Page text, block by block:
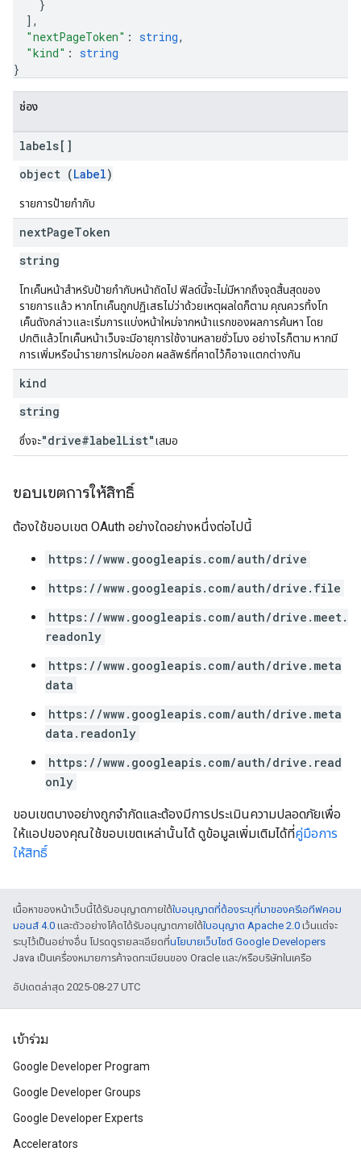
}
] ,
"nextPageToken" : string,
"kind" : string
}
ช่อง
labels[]
object (Label)
รายการป้ายกำกับ
nextPageToken
string
โทเค็นหน้าสำหรับป้ายกำกับหน้าถัดไป ฟิลด์นี้จะไม่มีหากถึงจุดสิ้นสุดของ
รายการแล้ว หากโทเค็นถูกปฏิเสธไม่ว่าด้วยเหตุผลใดก็ตาม คุณควรทิ้งโท
เค็นดังกล่าวและเริ่มการแบ่งหน้าใหม่จากหน้าแรกของผลการค้นหา โดย
ปกติแล้วโทเค็นหน้าเว็บจะมีอายุการใช้งานหลายชั่วโมง อย่างไรก็ตาม หากมี
การเพิ่มหรือนำรายการใหม่ออก ผลลัพธ์ที่คาดไว้ก็อาจแตกต่างกัน
kind
string
ซึ่งจะ"drive#labelList"เสมอ
ขอบเขตการให้สิทธิ์
ต้องใช้ขอบเขต OAuth อย่างใดอย่างหนึ่งต่อไปนี้
https://www.googleapis.com/auth/drive
https://www.googleapis.com/auth/drive.file
https://www.googleapis.com/auth/drive.meet.
readonly
https://www.googleapis.com/auth/drive.meta
data
https://www.googleapis.com/auth/drive.meta
data.readonly
https://www.googleapis.com/auth/drive.read
only
ขอบเขตบางอย่างถูกจำกัดและต้องมีการประเมินความปลอดภัยเพื่อ
ให้แอปของคุณใช้ขอบเขตเหล่านั้นได้ ดูข้อมูลเพิ่มเติมได้ที่คู่มือการ
ให้สิทธิ์
เนื้อหาของหน้าเว็บนี้ได้รับอนุญาตภายใต้ใบอนุญาตที่ต้องระบุที่มาของครีเอทีฟคอม
มอนส์ 4.0 และตัวอย่างโค้ดได้รับอนุญาตภายใต้ใบอนุญาต Apache 2.0 เว้นแต่จะ
ระบุไว้เป็นอย่างอื่น โปรดดูรายละเอียดที่นโยบายเว็บไซต์ Google Developers
Java เป็นเครื่องหมายการค้าจดทะเบียนของ Oracle และ/หรือบริษัทในเครือ
อัปเดตล่าสุด 2025-08-27 UTC
เข้าร่วม
Google Developer Program
Google Developer Groups
Google Developer Experts
Accelerators